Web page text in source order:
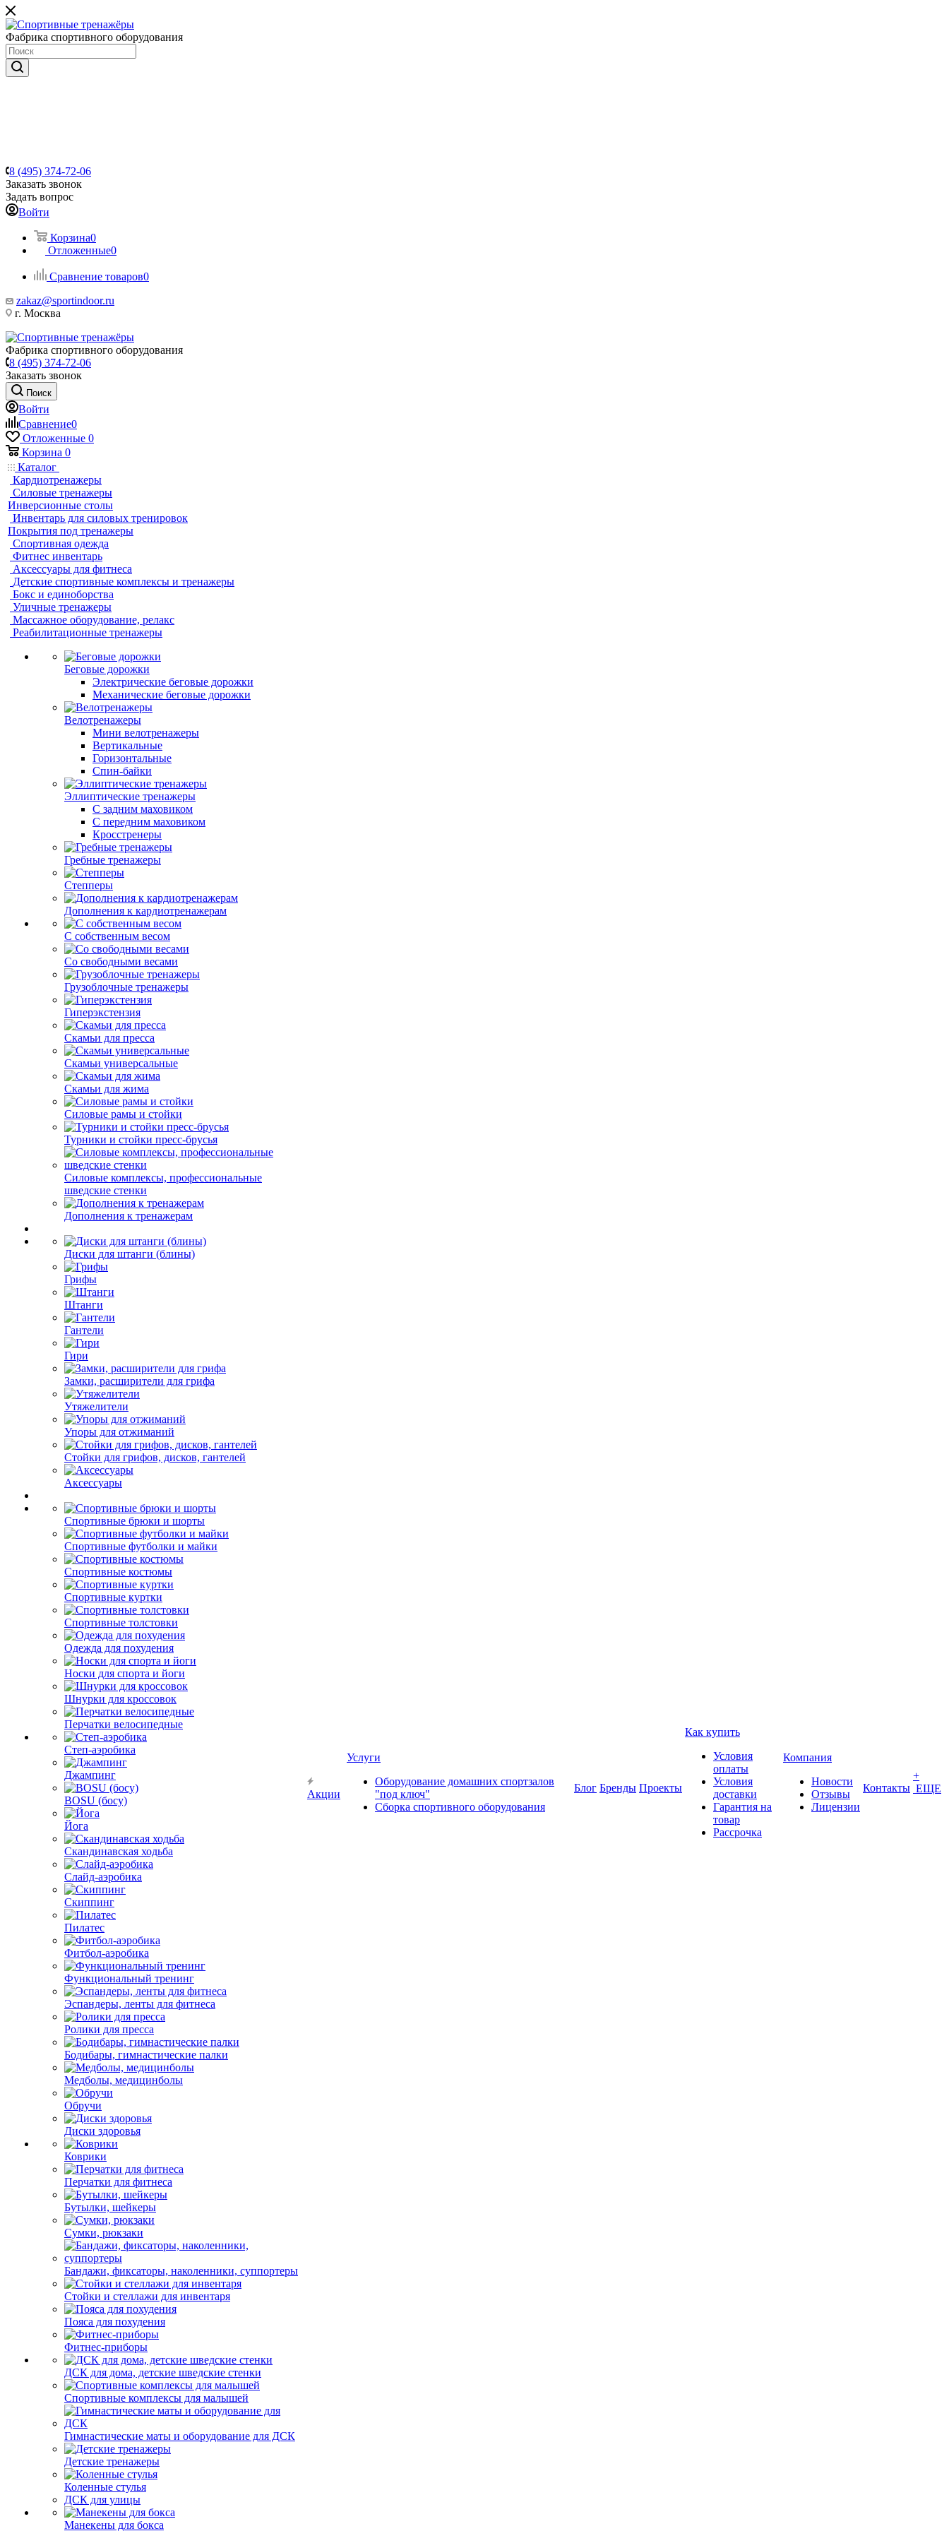
Фабрика спортивного оборудования
8 (495) 374-72-06
Заказать звонок
Задать вопрос
Войти
Корзина0
Отложенные0
Сравнение товаров0
zakaz@sportindoor.ru
г. Москва
Фабрика спортивного оборудования
8 (495) 374-72-06
Заказать звонок
Поиск
Войти
Сравнение0
Отложенные 0
Корзина 0
Каталог
Кардиотренажеры
Силовые тренажеры
Инверсионные столы
Инвентарь для силовых тренировок
Покрытия под тренажеры
Спортивная одежда
Фитнес инвентарь
Аксессуары для фитнеса
Детские спортивные комплексы и тренажеры
Бокс и единоборства
Уличные тренажеры
Массажное оборудование, релакс
Реабилитационные тренажеры
Беговые дорожки
Электрические беговые дорожки
Механические беговые дорожки
Велотренажеры
Мини велотренажеры
Вертикальные
Горизонтальные
Спин-байки
Эллиптические тренажеры
С задним маховиком
С передним маховиком
Кросстренеры
Гребные тренажеры
Степперы
Дополнения к кардиотренажерам
С собственным весом
Со свободными весами
Грузоблочные тренажеры
Гиперэкстензия
Скамьи для пресса
Скамьи универсальные
Скамьи для жима
Силовые рамы и стойки
Турники и стойки пресс-брусья
Силовые комплексы, профессиональные
шведские стенки
Дополнения к тренажерам
Диски для штанги (блины)
Грифы
Штанги
Гантели
Гири
Замки, расширители для грифа
Утяжелители
Упоры для отжиманий
Стойки для грифов, дисков, гантелей
Аксессуары
Спортивные брюки и шорты
Спортивные футболки и майки
Спортивные костюмы
Спортивные куртки
Спортивные толстовки
Одежда для похудения
Носки для спорта и йоги
Шнурки для кроссовок
Перчатки велосипедные
Степ-аэробика
Джампинг
BOSU (босу)
Йога
Скандинавская ходьба
Слайд-аэробика
Скиппинг
Пилатес
Фитбол-аэробика
Функциональный тренинг
Эспандеры, ленты для фитнеса
Ролики для пресса
Бодибары, гимнастические палки
Медболы, медицинболы
Обручи
Диски здоровья
Коврики
Перчатки для фитнеса
Бутылки, шейкеры
Сумки, рюкзаки
Бандажи, фиксаторы, наколенники, суппортеры
Стойки и стеллажи для инвентаря
Пояса для похудения
Фитнес-приборы
ДСК для дома, детские шведские стенки
Спортивные комплексы для малышей
Гимнастические маты и оборудование для ДСК
Детские тренажеры
Коленные стулья
ДСК для улицы
Манекены для бокса
Акции
Услуги
Оборудование домашних спортзалов
"под ключ"
Сборка спортивного оборудования
Блог Бренды Проекты
Как купить
Условия
оплаты
Условия
доставки
Гарантия на
товар
Рассрочка
Компания
Новости
Отзывы
Лицензии
Контакты
+
ЕЩЕ